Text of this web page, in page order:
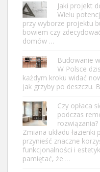
Jaki projekt
Wielu
przy wyborze projektu
bowiem czy
domów …
Budowanie
W Polsce
każdym kroku widać
jak grzyby po deszczu.
Czy opłaca
podczas
rozwiązania?
Zmiana układu
przynieść znaczne
funkcjonalności i
pamiętać, że …